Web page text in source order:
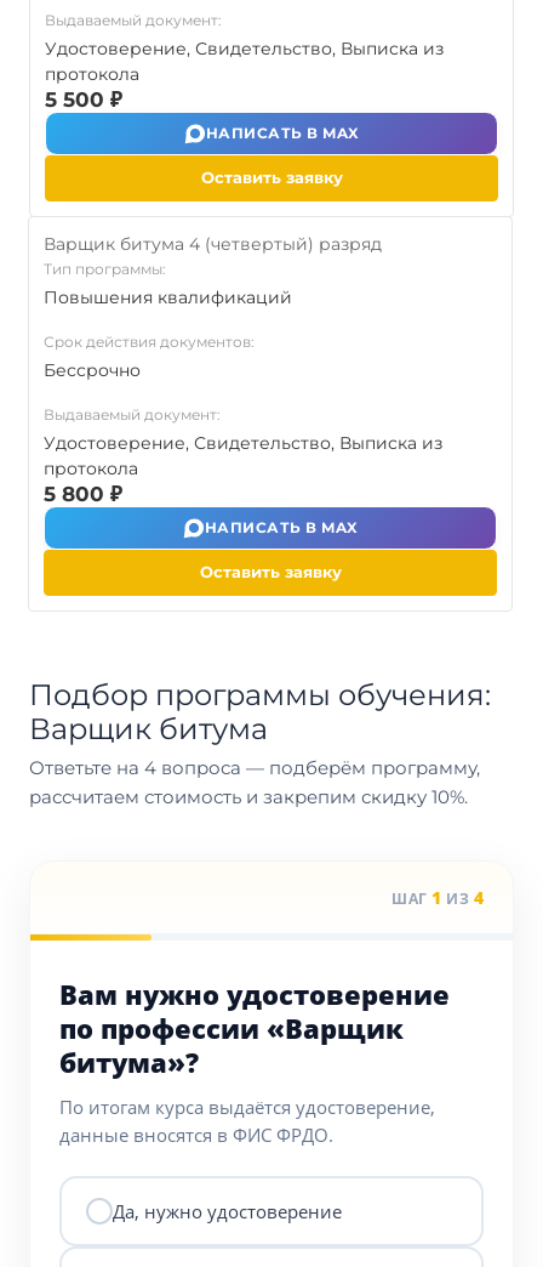
Выдаваемый документ:
Удостоверение, Свидетельство, Выписка из
протокола
5 500 ₽
НАПИСАТЬ В MAX
Оставить заявку
Варщик битума 4 (четвертый) разряд
Тип программы:
Повышения квалификаций
Срок действия документов:
Бессрочно
Выдаваемый документ:
Удостоверение, Свидетельство, Выписка из
протокола
5 800 ₽
НАПИСАТЬ В MAX
Оставить заявку
Подбор программы обучения:
Варщик битума
Ответьте на 4 вопроса — подберём программу,
рассчитаем стоимость и закрепим скидку 10%.
ШАГ 1 ИЗ 4
Вам нужно удостоверение
по профессии «Варщик
битума»?
По итогам курса выдаётся удостоверение,
данные вносятся в ФИС ФРДО.
Да, нужно удостоверение